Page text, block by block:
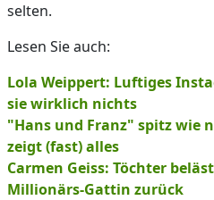
selten.
Lesen Sie auch:
Lola Weippert: Luftiges
sie wirklich nichts
"Hans und Franz" spitz wie
zeigt (fast) alles
Carmen Geiss: Töchter
Millionärs-Gattin zurück